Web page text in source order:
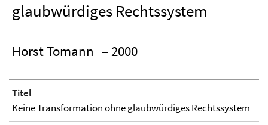
glaubwürdiges Rechtssystem
Horst Tomann – 2000
Titel
Keine Transformation ohne glaubwürdiges Rechtssystem